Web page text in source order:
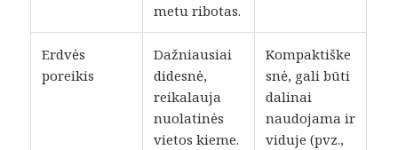
metu ribotas.
Erdvės
poreikis
Dažniausiai
didesnė,
reikalauja
nuolatinės
vietos kieme.
Kompaktiške
snė, gali būti
dalinai
naudojama ir
viduje (pvz.,